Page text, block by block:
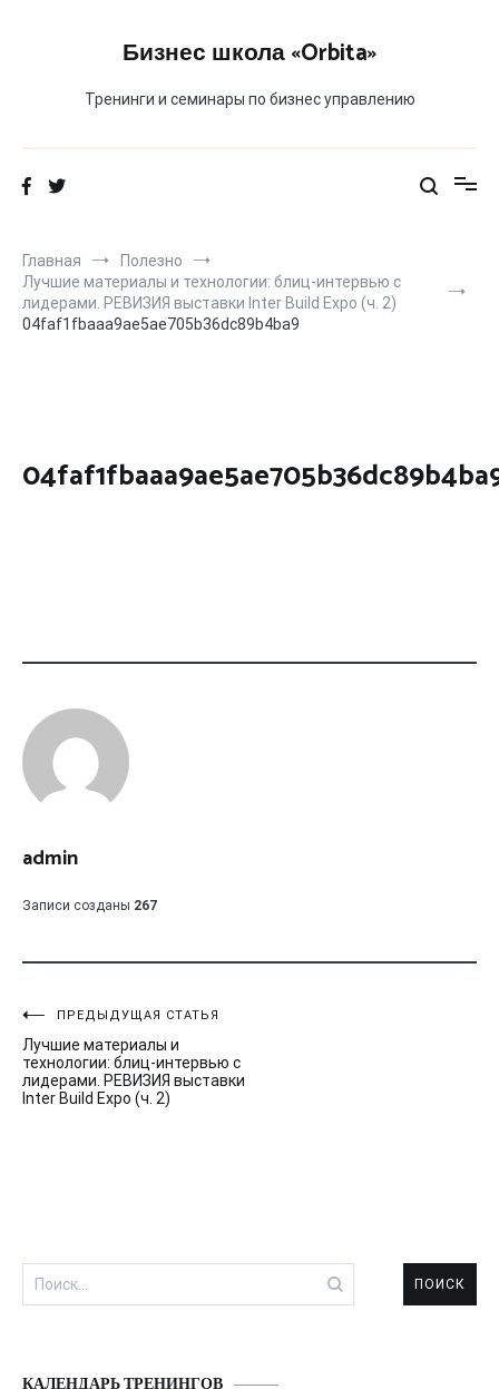
Бизнес школа «Orbita»
Тренинги и семинары по бизнес управлению
Главная
Полезно
Лучшие материалы и технологии: блиц-интервью с
лидерами. РЕВИЗИЯ выставки Inter Build Expo (ч. 2)
04faf1fbaaa9ae5ae705b36dc89b4ba9
admin
Записи созданы 267
Навигация
по
записям
ПРЕДЫДУЩАЯ СТАТЬЯ
Лучшие материалы и
технологии: блиц-интервью с
лидерами. РЕВИЗИЯ выставки
Inter Build Expo (ч. 2)
Найти: